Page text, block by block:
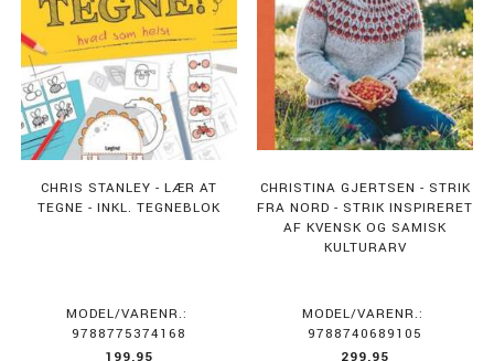
CHRIS STANLEY - LÆR AT
TEGNE - INKL. TEGNEBLOK
MODEL/VARENR.:
9788775374168
199,95
CHRISTINA GJERTSEN - STRIK
FRA NORD - STRIK INSPIRERET
AF KVENSK OG SAMISK
KULTURARV
MODEL/VARENR.:
9788740689105
299,95